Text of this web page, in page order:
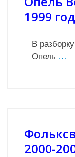
1999
В
Опель …
2000-